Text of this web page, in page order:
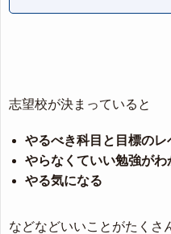
志望校が決まっていると
やるべき科目と目標の
やらなくていい勉強がわ
やる気になる
などなどいいことがたくさ